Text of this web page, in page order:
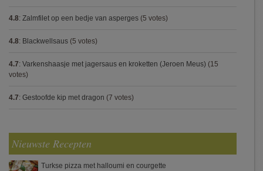
4.8: Zalmfilet op een bedje van asperges (5 votes)
4.8: Blackwellsaus (5 votes)
4.7: Varkenshaasje met jagersaus en kroketten (Jeroen Meus) (15
votes)
4.7: Gestoofde kip met dragon (7 votes)
Nieuwste Recepten
Turkse pizza met halloumi en courgette